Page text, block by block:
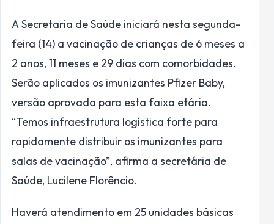
A Secretaria de Saúde iniciará nesta segunda-
feira (14) a vacinação de crianças de 6 meses a
2 anos, 11 meses e 29 dias com comorbidades.
Serão aplicados os imunizantes Pfizer Baby,
versão aprovada para esta faixa etária.
“Temos infraestrutura logística forte para
rapidamente distribuir os imunizantes para
salas de vacinação”, afirma a secretária de
Saúde, Lucilene Florêncio.
Haverá atendimento em 25 unidades básicas